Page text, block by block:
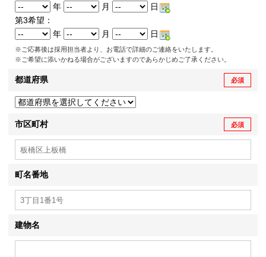
年
月
日
第3希望：
年
月 日
※ご応募後は採用担当者より、お電話で詳細のご連絡をいたします。
※ご希望に添いかねる場合がございますのであらかじめご了承ください。
都道府県 必須
市区町村 必須
町名番地
建物名